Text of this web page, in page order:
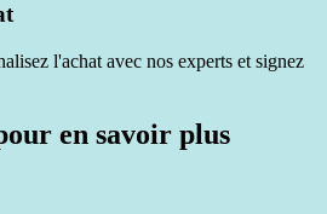
l'achat avec nos experts et signez
en savoir plus